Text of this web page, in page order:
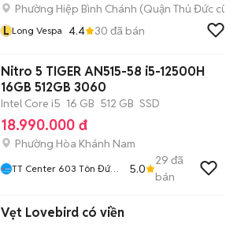
Phường Hiệp Bình Chánh (Quận Thủ Đức cũ)
L Long Vespa 4.4 30 đã bán
Nitro 5 TIGER AN515-58 i5-12500H
16GB 512GB 3060
Intel Core i5 16 GB 512 GB SSD
18.990.000 đ
Phường Hòa Khánh Nam
TT Center 603 Tôn Đức
5.0
29 đã
bán
Vẹt Lovebird có viền